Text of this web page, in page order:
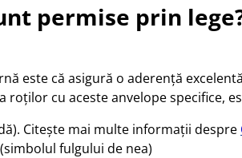
permise prin
este că asigură o aderență
roților cu aceste anvelope specifice,
Citește mai multe informații despre
fulgului de nea)